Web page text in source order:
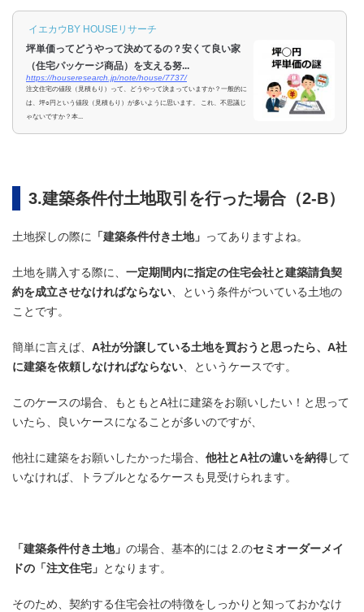
イエカウBY HOUSEリサーチ
坪単価ってどうやって決めてるの？安くて良い家
（住宅パッケージ商品）を支える努...
https://houseresearch.jp/note/house/7737/
注文住宅の値段（見積もり）って、どうやって決まっていますか？一般的に
は、坪○円という値段（見積もり）が多いように思います。 これ、不思議じ
ゃないですか？本...
3.建築条件付土地取引を行った場合（2-B）
土地探しの際に 「建築条件付き土地」 ってありますよね。
土地を購入する際に、 一定期間内に指定の住宅会社と建築請負契
約を成立させなければならない、という条件がついている土地の
ことです。
簡単に言えば、 A社が分譲している土地を買おうと思ったら、A社
に建築を依頼しなければならない、というケースです。
このケースの場合、もともとA社に建築をお願いしたい！と思って
いたら、良いケースになることが多いのですが、
他社に建築をお願いしたかった場合、 他社とA社の違いを納得して
いなければ、トラブルとなるケースも見受けられます。
「建築条件付き土地」 の場合、基本的には 2.のセミオーダーメイ
ドの「注文住宅」 となります。
そのため、契約する住宅会社の特徴をしっかりと知っておかなけ